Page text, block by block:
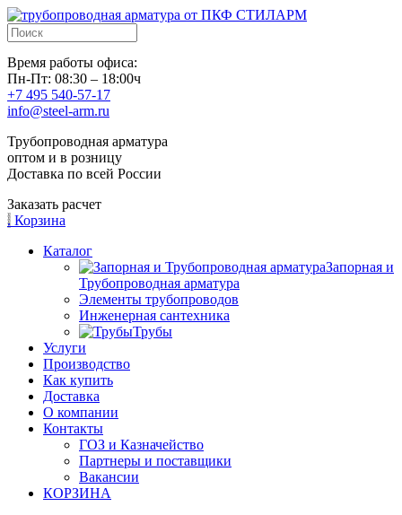
Время работы офиса:
Пн-Пт: 08:30 – 18:00ч
+7 495 540-57-17
info@steel-arm.ru
Трубопроводная арматура
оптом и в розницу
Доставка по всей России
Заказать расчет
. Корзина
Каталог
Запорная и
Трубопроводная арматура
Элементы трубопроводов
Инженерная сантехника
Трубы
Услуги
Производство
Как купить
Доставка
О компании
Контакты
ГОЗ и Казначейство
Партнеры и поставщики
Вакансии
КОРЗИНА